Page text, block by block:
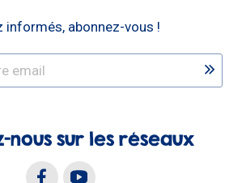
informés, abonnez-vous !
nous sur les réseaux